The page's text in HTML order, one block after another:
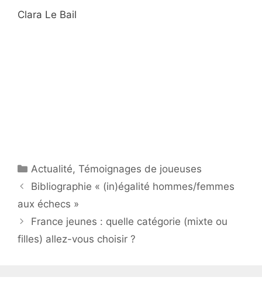
Clara Le Bail
Catégories
Actualité,Témoignages de joueuses
Bibliographie « (in)égalité hommes/femmes
aux échecs »
France jeunes : quelle catégorie (mixte ou
filles) allez-vous choisir ?